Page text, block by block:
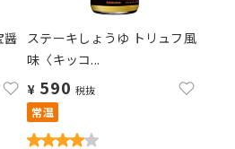
醤
ステーキしょうゆ トリュフ風
味〈キッコ...
¥ 590 税抜
常温